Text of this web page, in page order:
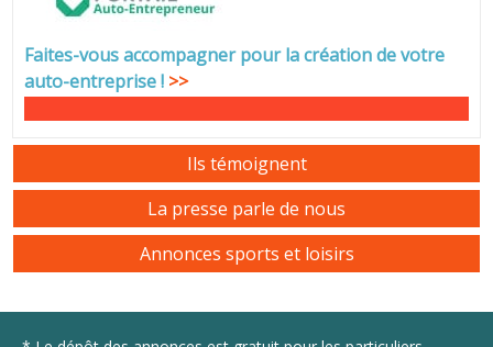
Faites-vous accompagner pour la création de votre
auto-entreprise! >>
Ils témoignent
La presse parle de nous
Annonces sports et loisirs